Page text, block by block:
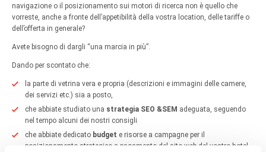
navigazione o il posizionamento sui motori di ricerca non è quello che
vorreste, anche a fronte dell’appetibilità della vostra location, delle tariffe o
dell’offerta in generale?
Avete bisogno di dargli “una marcia in più”.
Dando per scontato che:
la parte di vetrina vera e propria (descrizioni e immagini delle camere,
dei servizi etc.) sia a posto,
che abbiate studiato una strategia SEO &SEM adeguata, seguendo
nel tempo alcuni dei nostri consigli
che abbiate dedicato budget e risorse a campagne per il
posizionamento strategico a pagamento del sito web del vostro hotel